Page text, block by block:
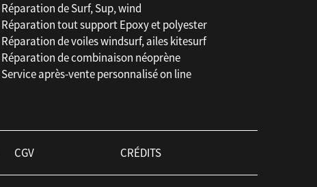
Réparation de Surf, Sup, wind
Réparation tout support Epoxy et polyester
Réparation de voiles windsurf, ailes kitesurf
Réparation de combinaison néoprène
Service après-vente personnalisé on line
CGV CRÉDITS